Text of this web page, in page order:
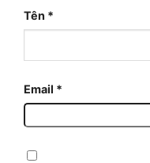
Tên *
Email *